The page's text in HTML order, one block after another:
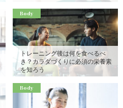
Body
トレーニング後は何を食べるべ
き？カラダづくりに必須の栄養素
を知ろう
Body